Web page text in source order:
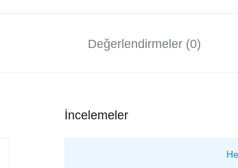
Değerlendirmeler (0)
İncelemeler